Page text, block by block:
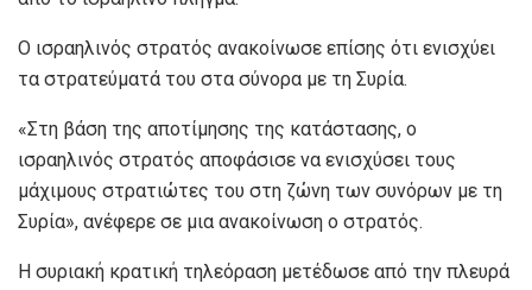
Ο ισραηλινός στρατός ανακοίνωσε επίσης ότι ενισχύει
τα στρατεύματά του στα σύνορα με τη Συρία.
«Στη βάση της αποτίμησης της κατάστασης, ο
ισραηλινός στρατός αποφάσισε να ενισχύσει τους
μάχιμους στρατιώτες του στη ζώνη των συνόρων με τη
Συρία», ανέφερε σε μια ανακοίνωση ο στρατός.
Η συριακή κρατική τηλεόραση μετέδωσε από την πλευρά